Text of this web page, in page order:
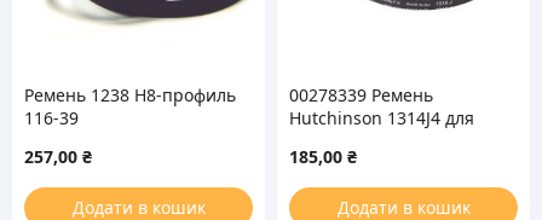
Ремень 1238 H8-профиль
116-39
257,00 ₴
Додати в кошик
00278339 Ремень
Hutchinson 1314J4 для
185,00 ₴
Додати в кошик